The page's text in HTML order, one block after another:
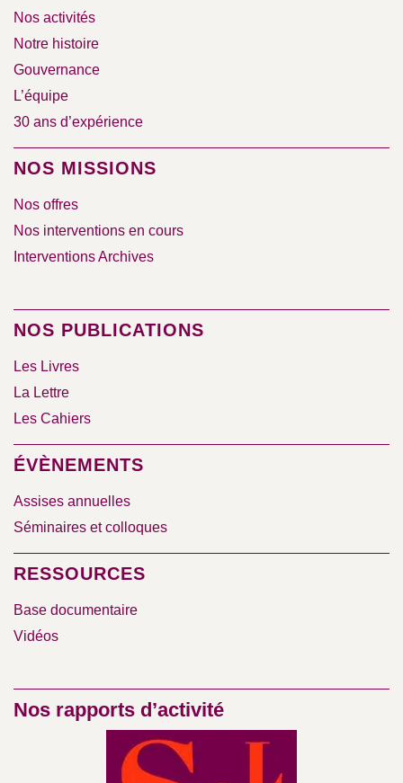
Nos activités
Notre histoire
Gouvernance
L’équipe
30 ans d’expérience
NOS MISSIONS
Nos offres
Nos interventions en cours
Interventions Archives
NOS PUBLICATIONS
Les Livres
La Lettre
Les Cahiers
ÉVÈNEMENTS
Assises annuelles
Séminaires et colloques
RESSOURCES
Base documentaire
Vidéos
Nos rapports d’activité